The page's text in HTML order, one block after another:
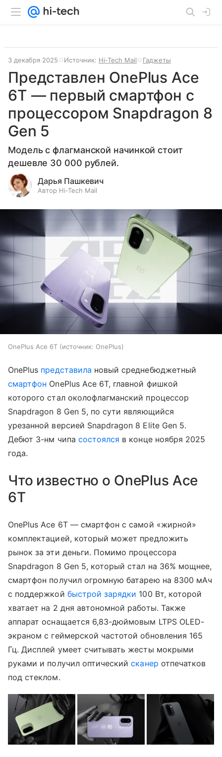
3 декабря 2025 Источник: Hi-Tech Mail Гаджеты
Представлен OnePlus Ace
6T — первый смартфон с
процессором Snapdragon 8
Gen 5
Модель с флагманской начинкой стоит
дешевле 30 000 рублей.
Дарья Пашкевич
Автор Hi-Tech Mail
OnePlus Ace 6T источник: OnePlus
OnePlus представила новый среднебюджетный
смартфон OnePlus Ace 6T, главной фишкой
которого стал околофлагманский процессор
Snapdragon 8 Gen 5, по сути являющийся
урезанной версией Snapdragon 8 Elite Gen 5.
Дебют 3-нм чипа состоялся в конце ноября 2025
года.
Что известно о OnePlus Ace
6T
OnePlus Ace 6T — смартфон с самой «жирной»
комплектацией, который может предложить
рынок за эти деньги. Помимо процессора
Snapdragon 8 Gen 5, который стал на 36% мощнее,
смартфон получил огромную батарею на 8300 мАч
с поддержкой быстрой зарядки 100 Вт, которой
хватает на 2 дня автономной работы. Также
аппарат оснащается 6,83-дюймовым LTPS OLED-
экраном с геймерской частотой обновления 165
Гц. Дисплей умеет считывать жесты мокрыми
руками и получил оптическийсканер отпечатков
под стеклом.